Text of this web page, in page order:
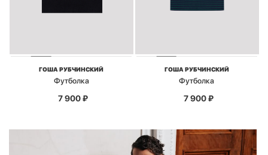
ГОША РУБЧИНСКИЙ
Футболка
7 900₽
ГОША РУБЧИНСКИЙ
Футболка
7 900₽